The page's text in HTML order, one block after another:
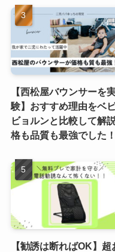
【西松屋バウンサーを
験】おすすめ理由をベ
ビョルンと比較して解
格も品質も最強でした！
【勧誘は断ればOK】超